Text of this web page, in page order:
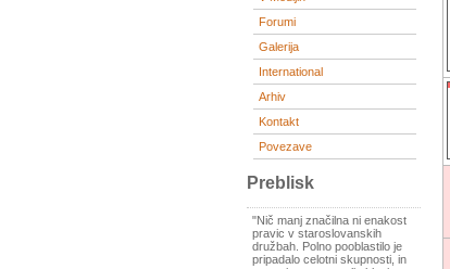
Forumi
Galerija
International
Arhiv
Kontakt
Povezave
Preblisk
"Nič manj značilna ni enakost
pravic v staroslovanskih
družbah. Polno pooblastilo je
pripadalo celotni skupnosti, in